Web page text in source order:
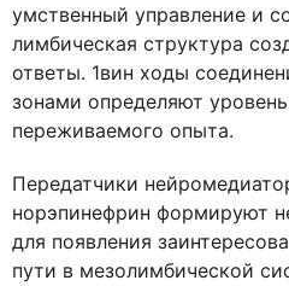
умственный управление и
лимбическая структура
ответы. 1вин ходы
зонами определяют
переживаемого опыта.
Передатчики
норэпинефрин формируют
для появления
пути в мезолимбической